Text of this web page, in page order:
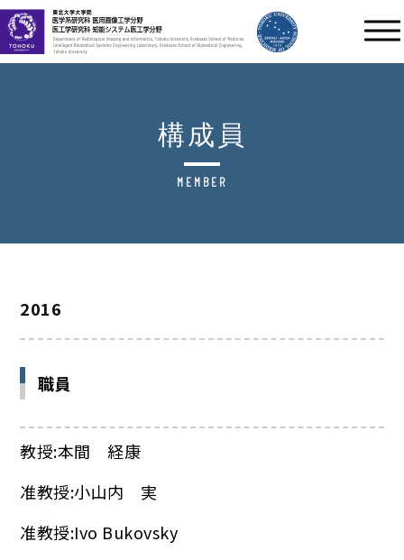
構成員
MEMBER
2016
職員
教授:本間 経康
准教授:小山内 実
准教授:Ivo Bukovsky